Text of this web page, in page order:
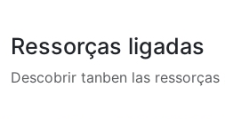
Ressorças ligadas
Descobrir tanben las ressorças